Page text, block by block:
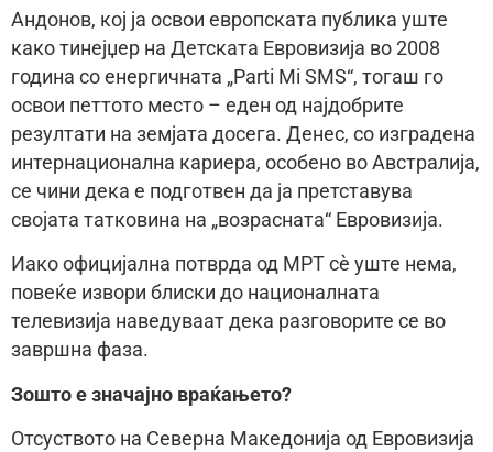
Андонов, кој ја освои европската публика уште
како тинејџер на Детската Евровизија во 2008
година со енергичната „Parti Mi SMS“, тогаш го
освои петтото место – еден од најдобрите
резултати на земјата досега. Денес, со изградена
интернационална кариера, особено во Австралија,
се чини дека е подготвен да ја претставува
својата татковина на „возрасната“ Евровизија.
Иако официјална потврда од МРТ сè уште нема,
повеќе извори блиски до националната
телевизија наведуваат дека разговорите се во
завршна фаза.
Зошто е значајно враќањето?
Отсуството на Северна Македонија од Евровизија